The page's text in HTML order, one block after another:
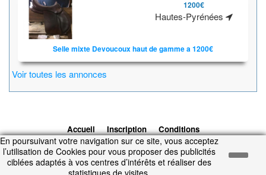
1200€
Hautes-Pyrénées
Selle mixte Devoucoux haut de gamme a 1200€
Voir toutes les annonces
Accueil Inscription
Conditions
d'utilisation
Contacts © 2026 1cheval.com
Ecurie Virtuelle -
Jeu Cheval
Temps d'exécution : 0.069 secondes.
En poursuivant votre navigation sur ce site, vous acceptez
l’utilisation de Cookies pour vous proposer des publicités
ciblées adaptés à vos centres d’intérêts et réaliser des
statistiques de visites.